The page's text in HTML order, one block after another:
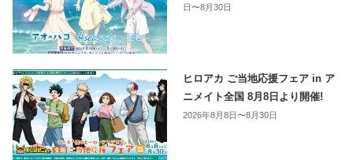
日〜8月30日
ヒロアカ ご当地応援フェア in ア
ニメイト全国 8月8日より開催!
2026年8月8日〜8月30日